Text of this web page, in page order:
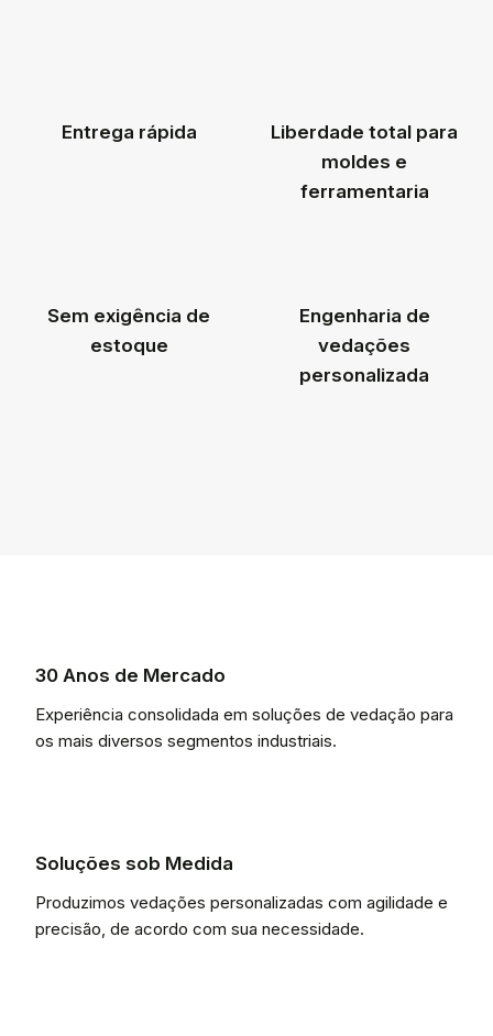
Entrega rápida
Liberdade total para
moldes e
ferramentaria
Sem exigência de
estoque
Engenharia de
vedações
personalizada
30 Anos de Mercado
Experiência consolidada em soluções de vedação para
os mais diversos segmentos industriais.
Soluções sob Medida
Produzimos vedações personalizadas com agilidade e
precisão, de acordo com sua necessidade.